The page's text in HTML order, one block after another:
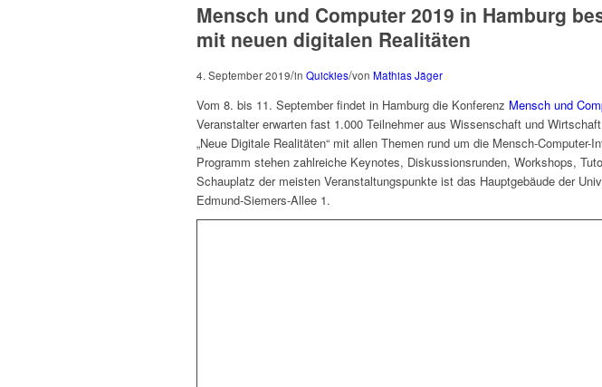
Mensch und Computer 2019 in Hamburg
mit neuen digitalen Realitäten
4. September 2019/in Quickies/von Mathias Jäger
Vom 8. bis 11. September findet in Hamburg die Konferenz Mensch und
Veranstalter erwarten fast 1.000 Teilnehmer aus Wissenschaft und
„Neue Digitale Realitäten“ mit allen Themen rund um die Mensch-Computer-
Programm stehen zahlreiche Keynotes, Diskussionsrunden, Workshops,
Schauplatz der meisten Veranstaltungspunkte ist das Hauptgebäude der
Edmund-Siemers-Allee 1.